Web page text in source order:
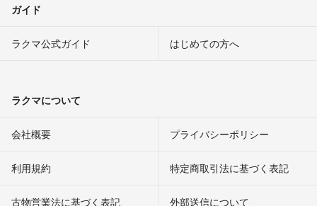
ガイド
ラクマ公式ガイド はじめての方へ
ラクマについて
会社概要 プライバシーポリシー
利用規約 特定商取引法に基づく表記
古物営業法に基づく表記 外部送信について